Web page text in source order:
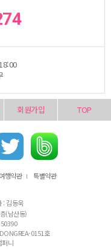
회원가입 TOP
행약관 l 특별약관
: 김동욱
(남산동)
0151호
니